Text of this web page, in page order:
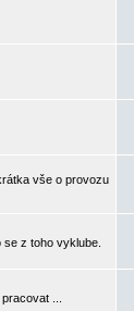
vše o provozu
z toho vyklube.
...